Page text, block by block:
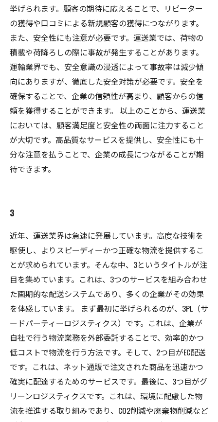
挙げられます。顧客の期待に応えることで、リピーター
の獲得や口コミによる新規顧客の獲得につながります。
また、安全性にも注意が必要です。運送業では、荷物の
積載や荷降ろしの際に事故が発生することがあります。
運輸業界でも、安全意識の浸透によって事故率は減少傾
向にありますが、徹底した安全対策が必要です。安全を
確保することで、企業の信頼性が高まり、顧客からの信
頼を獲得することができます。 以上のことから、運送業
においては、顧客満足度と安全性の両面に注力すること
が大切です。高品質なサービスを提供し、安全性にも十
分な注意を払うことで、企業の成長につながることが期
待できます。
3
近年、運送業界は急速に発展しています。高度な技術を
駆使し、よりスピーディーかつ正確な物流を提供するこ
とが求められています。そんな中、3というタイトルが注
目を集めています。これは、3つのサービスを組み合わせ
た画期的な配送システムであり、多くの企業がその効果
を体感しています。 まず最初に挙げられるのが、3PL（サ
ードパーティーロジスティクス）です。これは、企業が
自社で行う物流業務を外部委託することで、効率的かつ
低コストで物流を行う方法です。そして、2つ目がEC配送
です。これは、ネット通販で注文された商品を迅速かつ
確実に配達するためのサービスです。最後に、3つ目がグ
リーンロジスティクスです。これは、環境に配慮した物
流を推進する取り組みであり、CO2削減や廃棄物削減など